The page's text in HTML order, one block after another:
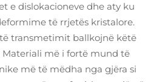
e dislokacioneve dhe aty ku
të rrjetës kristalore.
transmetimit ballkojnë këtë
më i fortë mund të
më të mëdha nga gjëra si